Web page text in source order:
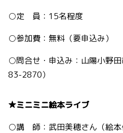
○定 員：15名程度
○参加費：無料（要申込み）
○問合せ・申込み：山陽小野
83-2870）
★ミニミニ絵本ライブ
○講 師：武田美穂さん（絵本